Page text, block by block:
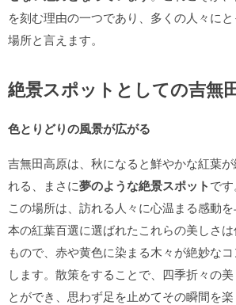
を刻む理由の一つであり、多くの人々に
場所と言えます。
絶景スポットとしての吉無
色とりどりの風景が広がる
吉無田高原は、秋になると鮮やかな紅葉
れる、まさに夢のような絶景スポットで
この場所は、訪れる人々に心温まる感動
本の紅葉百選に選ばれたこれらの美しさ
もので、赤や黄色に染まる木々が絶妙な
します。散策をすることで、四季折々の
とができ、思わず足を止めてその瞬間を